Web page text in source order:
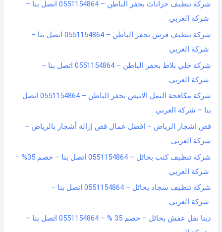
شركة تنظيف خزانات بحفر الباطن – 0551154864 اتصل بنا –
شركة العربي
شركة تنظيف فرش بحفر الباطن – 0551154864 اتصل بنا –
شركة العربي
شركة جلي بلاط بحفر الباطن – 0551154864 اتصل بنا –
شركة العربي
شركة مكافحة النمل الابيض بحفر الباطن – 0551154864 اتصل
بنا – شركة العربي
قص اشجار الرياض – افضل عمال قص إزالة أشجار بالرياض –
شركة العربي
شركة تنظيف كنب بحائل – 0551154864 اتصل بنا – خصم 35% –
شركة العربي
شركة تنظيف سجاد بحائل – 0551154864 اتصل بنا –
شركة العربي
دينا نقل عفش بحائل – خصم 35 % – 0551154864 اتصل بنا –